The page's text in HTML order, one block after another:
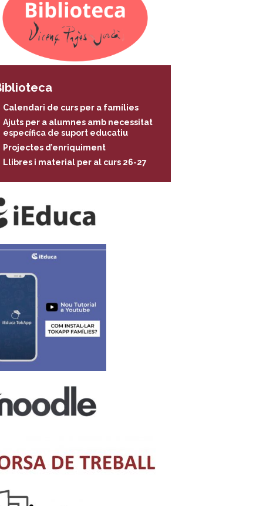
Calendari de curs per a famílies
Ajuts per a alumnes amb necessitat
específica de suport educatiu
Projectes d’enriquiment
Llibres i material per al curs 26-27